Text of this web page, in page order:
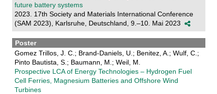
future battery systems
2023. 17th Society and Materials International Conference
(SAM 2023), Karlsruhe, Deutschland, 9.–10. Mai 2023
Poster
Gomez Trillos, J. C.; Brand-Daniels, U.; Benitez, A.; Wulf, C.;
Pinto Bautista, S.; Baumann, M.; Weil, M.
Prospective LCA of Energy Technologies – Hydrogen Fuel
Cell Ferries, Magnesium Batteries and Offshore Wind
Turbines